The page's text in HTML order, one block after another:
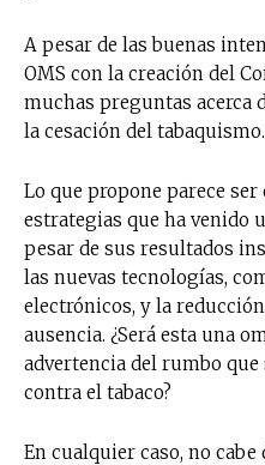
A pesar de las buenas
OMS con la creación del
muchas preguntas acerca
la cesación del tabaquismo.
Lo que propone parece
estrategias que ha venido
pesar de sus resultados
las nuevas tecnologías,
electrónicos, y la
ausencia. ¿Será esta una
advertencia del rumbo
contra el tabaco?
En cualquier caso, no cabe